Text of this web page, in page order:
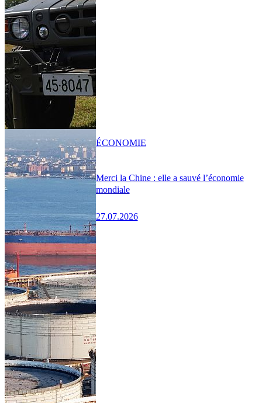
Merci la Chine : elle a sauvé l’économie
mondiale
27.07.2026
ÉCONOMIE